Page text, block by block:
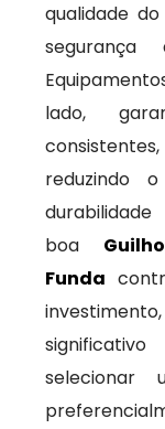
qualidade
lado,
reduzindo
boa
Funda
selecionar